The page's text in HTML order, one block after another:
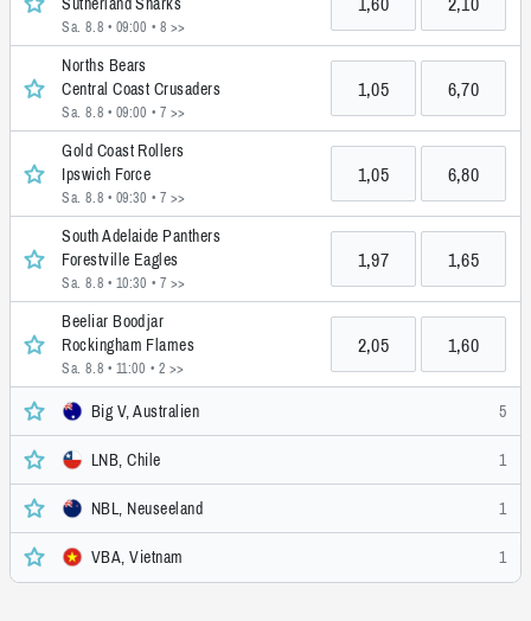
Sa. 8.8 • 09:00 • 8 >>
Norths Bears
Central Coast Crusaders
Sa. 8.8 • 09:00 • 7 >>
1,05 6,70
Gold Coast Rollers
Ipswich Force
Sa. 8.8 • 09:30 • 7 >>
1,05 6,80
South Adelaide Panthers
Forestville Eagles
Sa. 8.8 • 10:30 • 7 >>
1,97 1,65
Beeliar Boodjar
Rockingham Flames
Sa. 8.8 • 11:00 • 2 >>
2,05 1,60
Big V, Australien 5
LNB, Chile 1
NBL, Neuseeland 1
VBA, Vietnam 1